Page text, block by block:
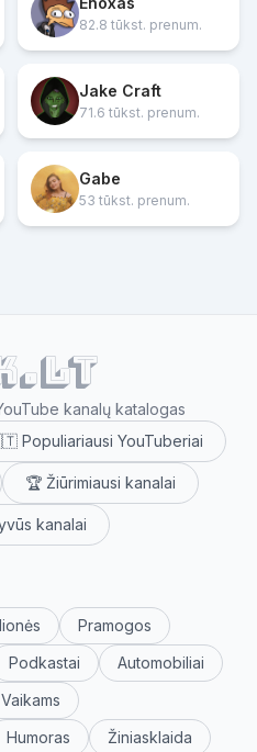
82.8 tūkst. prenum.
Jake Craft
71.6 tūkst. prenum.
Gabe
53 tūkst. prenum.
kanalų katalogas
Populiariausi YouTuberiai
🏆 Žiūrimiausi kanalai
kanalai
Pramogos
Podkastai
Automobiliai
Vaikams
Humoras
Žiniasklaida